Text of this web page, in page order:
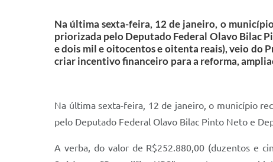
Na última sexta-feira, 12 de janeiro, o
priorizada pelo Deputado Federal Olavo Bilac
e dois mil e oitocentos e oitenta reais), veio do
criar incentivo financeiro para a reforma,
Na última sexta-feira, 12 de janeiro, o município
pelo Deputado Federal Olavo Bilac Pinto Neto e
A verba, do valor de R$252.880,00 (duzentos e